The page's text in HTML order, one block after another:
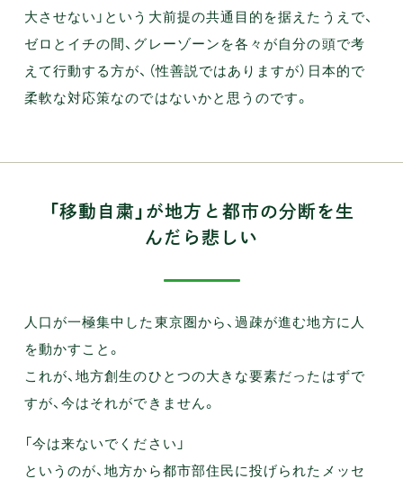
大させない」という大前提の共通目的を据えたうえで、
ゼロとイチの間、グレーゾーンを各々が自分の頭で考
えて行動する方が、（性善説ではありますが）日本的で
柔軟な対応策なのではないかと思うのです。
「移動自粛」が地方と都市の分断を生
んだら悲しい
人口が一極集中した東京圏から、過疎が進む地方に人
を動かすこと。
これが、地方創生のひとつの大きな要素だったはずで
すが、今はそれができません。
「今は来ないでください」
というのが、地方から都市部住民に投げられたメッセ